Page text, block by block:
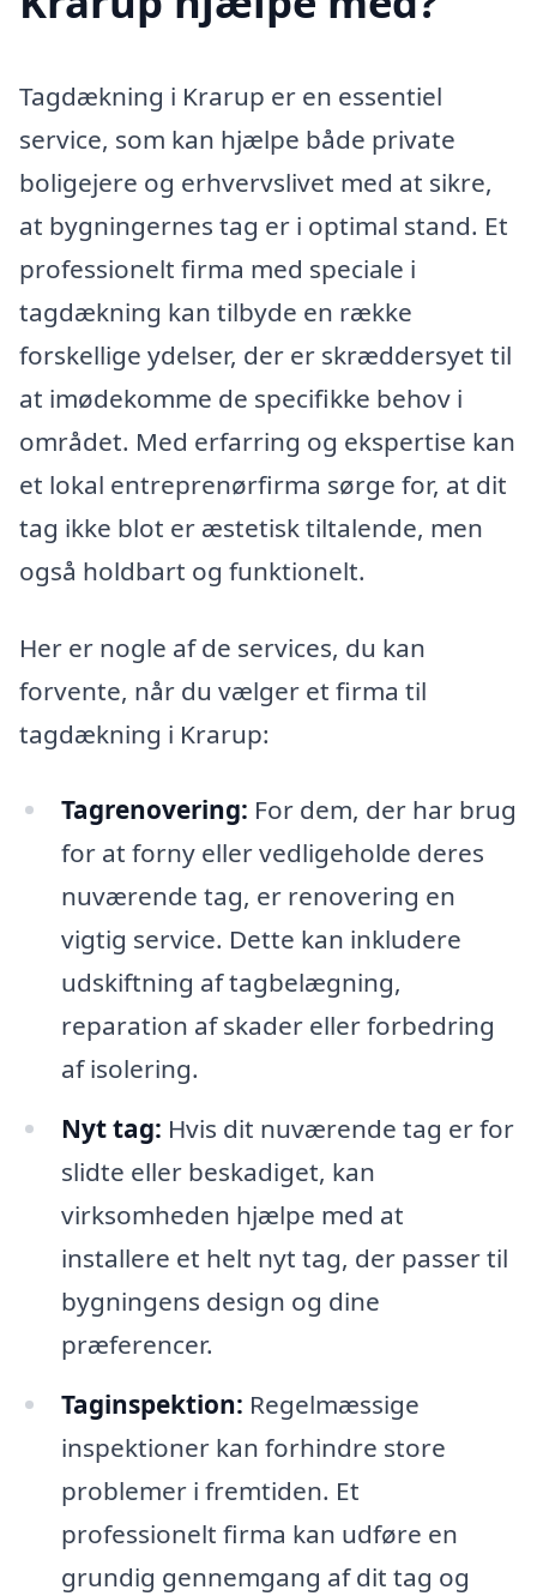
Tagdækning i Krarup er en essentiel
service, som kan hjælpe både private
boligejere og erhvervslivet med at sikre,
at bygningernes tag er i optimal stand. Et
professionelt firma med speciale i
tagdækning kan tilbyde en række
forskellige ydelser, der er skræddersyet til
at imødekomme de specifikke behov i
området. Med erfarring og ekspertise kan
et lokal entreprenørfirma sørge for, at dit
tag ikke blot er æstetisk tiltalende, men
også holdbart og funktionelt.
Her er nogle af de services, du kan
forvente, når du vælger et firma til
tagdækning i Krarup:
Tagrenovering: For dem, der har brug
for at forny eller vedligeholde deres
nuværende tag, er renovering en
vigtig service. Dette kan inkludere
udskiftning af tagbelægning,
reparation af skader eller forbedring
af isolering.
Nyt tag: Hvis dit nuværende tag er for
slidte eller beskadiget, kan
virksomheden hjælpe med at
installere et helt nyt tag, der passer til
bygningens design og dine
præferencer.
Taginspektion: Regelmæssige
inspektioner kan forhindre store
problemer i fremtiden. Et
professionelt firma kan udføre en
grundig gennemgang af dit tag og